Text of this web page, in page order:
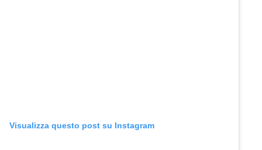
Visualizza questo post su Instagram